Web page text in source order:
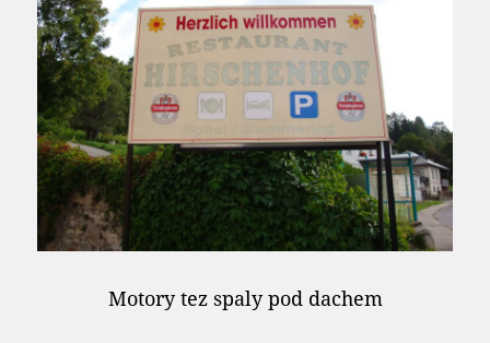
Motory tez spaly pod dachem